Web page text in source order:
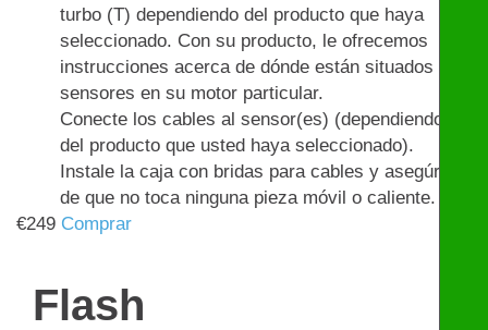
turbo (T) dependiendo del producto que haya
seleccionado. Con su producto, le ofrecemos
instrucciones acerca de dónde están situados los
sensores en su motor particular.
Conecte los cables al sensor(es) (dependiendo
del producto que usted haya seleccionado).
Instale la caja con bridas para cables y asegúrese
de que no toca ninguna pieza móvil o caliente.
€249 Comprar
Flash